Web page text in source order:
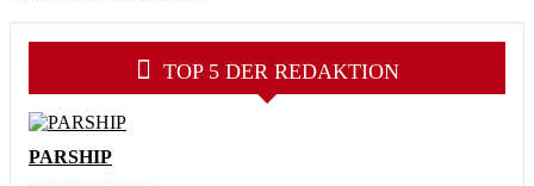
TOP 5 DER REDAKTION
PARSHIP